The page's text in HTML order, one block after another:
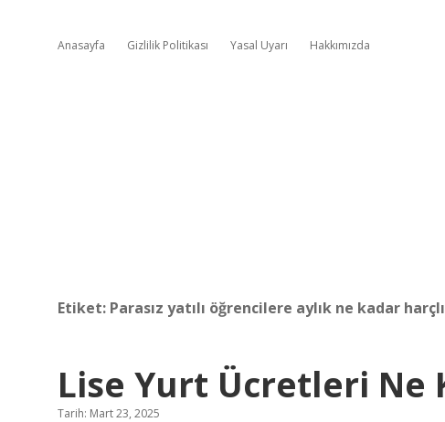
Anasayfa Gizlilik Politikası Yasal Uyarı Hakkımızda
Etiket: Parasız yatılı öğrencilere aylık ne kadar
Lise Yurt Ücretleri Ne
Tarih: Mart 23, 2025